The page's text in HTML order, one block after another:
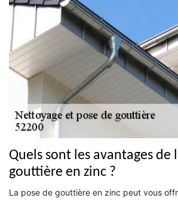
Quels sont les avantages de
gouttière en zinc ?
La pose de gouttière en zinc peut vous